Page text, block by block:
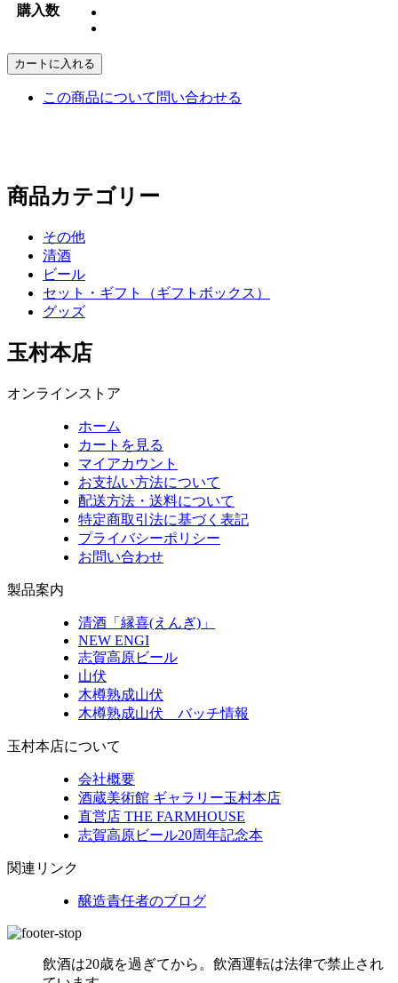
購入数
カートに入れる
この商品について問い合わせる
商品カテゴリー
その他
清酒
ビール
セット・ギフト（ギフトボックス）
グッズ
玉村本店
オンラインストア
ホーム
カートを見る
マイアカウント
お支払い方法について
配送方法・送料について
特定商取引法に基づく表記
プライバシーポリシー
お問い合わせ
製品案内
清酒「縁喜(えんぎ)」
NEW ENGI
志賀高原ビール
山伏
木樽熟成山伏
木樽熟成山伏 バッチ情報
玉村本店について
会社概要
酒蔵美術館 ギャラリー玉村本店
直営店 THE FARMHOUSE
志賀高原ビール20周年記念本
関連リンク
醸造責任者のブログ
飲酒は20歳を過ぎてから。飲酒運転は法律で禁止され